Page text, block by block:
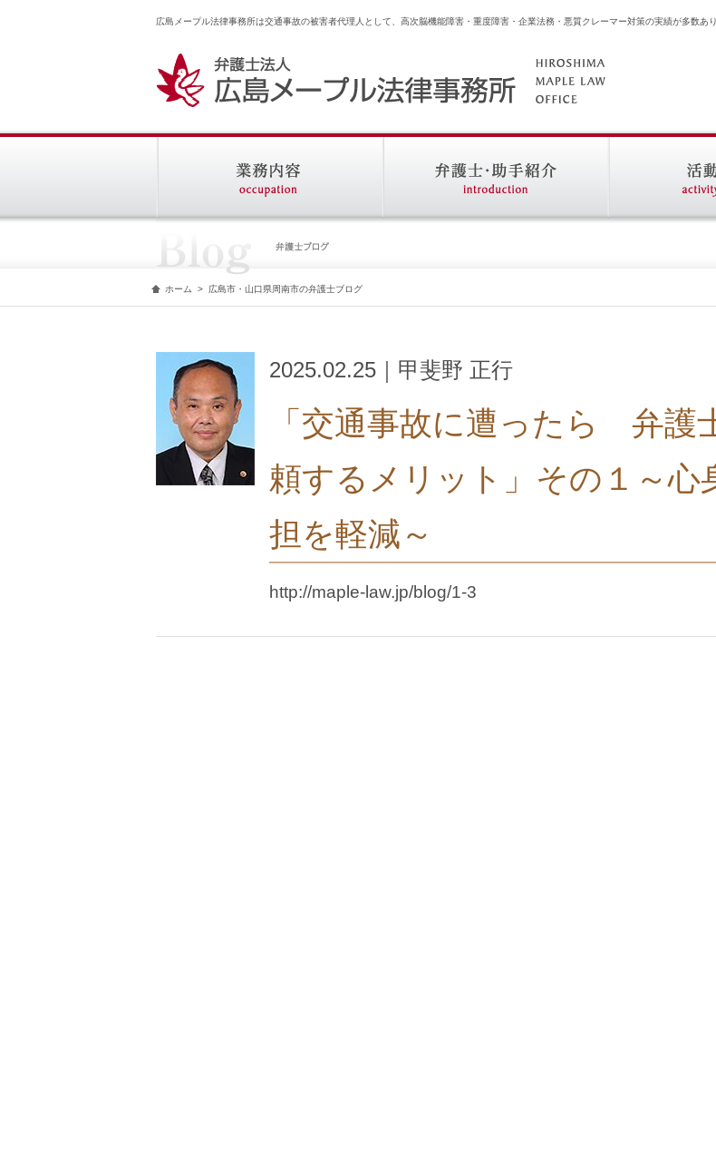
広島メープル法律事務所は交通事故の被害者代理人として、高次脳機能障害・重度障害・企業法務・悪質クレーマー対策の実績が多数あり
ホーム > 広島市・山口県周南市の弁護士ブログ
2025.02.25｜甲斐野 正行
「交通事故に遭ったら 弁護
頼するメリット」その１～心
担を軽減～
http://maple-law.jp/blog/1-3